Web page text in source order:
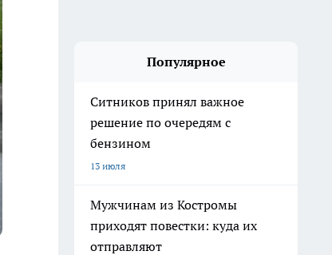
Популярное
Ситников принял важное
решение по очередям с
бензином
13 июля
Мужчинам из Костромы
приходят повестки: куда их
отправляют